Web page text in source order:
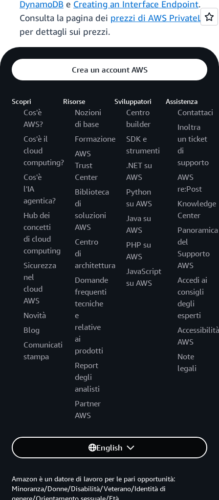
DynamoDB e Creating an Interface Endpoint.
Consulta la pagina dei prezzi di AWS PrivateLink
per dettagli sui prezzi.
Crea un account AWS
Scopri
Cos'è
AWS?
Cos'è il
cloud
computing?
Cos'è
l'IA
agentica?
Hub dei
concetti
di cloud
computing
Sicurezza
nel
cloud
AWS
Novità
Blog
Comunicati
stampa
Risorse
Nozioni
di base
Formazione
AWS
Trust
Center
Biblioteca
di
soluzioni
AWS
Centro
di
architettura
Domande
frequenti
tecniche
e
relative
ai
prodotti
Report
degli
analisti
Partner
AWS
Sviluppatori
Centro
builder
SDK e
strumenti
.NET su
AWS
Python
su AWS
Java su
AWS
PHP su
AWS
JavaScript
su AWS
Assistenza
Contattaci
Inoltra
un ticket
di
supporto
AWS
re:Post
Knowledge
Center
Panoramica
del
Supporto
AWS
Accedi ai
consigli
degli
esperti
Accessibilità
AWS
Note
legali
English
Amazon è un datore di lavoro per le pari opportunità:
Minoranza/Donne/Disabilità/Veterano/Identità di